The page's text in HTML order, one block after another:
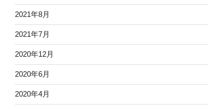
2021年8月
2021年7月
2020年12月
2020年6月
2020年4月